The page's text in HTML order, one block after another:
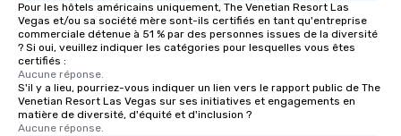
Pour les hôtels américains uniquement, The Venetian Resort Las
Vegas et/ou sa société mère sont-ils certifiés en tant qu'entreprise
commerciale détenue à 51 % par des personnes issues de la diversité
? Si oui, veuillez indiquer les catégories pour lesquelles vous êtes
certifiés :
Aucune réponse.
S'il y a lieu, pourriez-vous indiquer un lien vers le rapport public de The
Venetian Resort Las Vegas sur ses initiatives et engagements en
matière de diversité, d'équité et d'inclusion ?
Aucune réponse.